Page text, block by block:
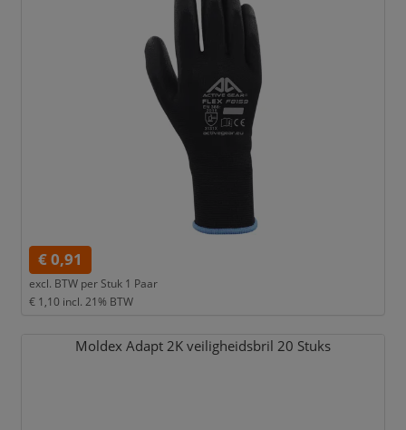
€ 0,91
excl. BTW per Stuk 1 Paar
€ 1,10 incl. 21% BTW
Moldex Adapt 2K veiligheidsbril 20 Stuks